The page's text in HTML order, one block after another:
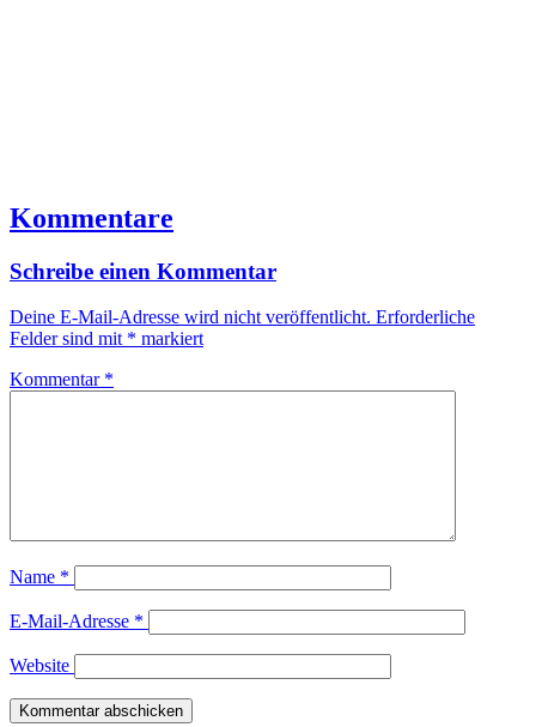
Kommentare
Schreibe einen Kommentar
Deine E-Mail-Adresse wird nicht veröffentlicht. Erforderliche
Felder sind mit * markiert
Kommentar *
Name *
E-Mail-Adresse *
Website